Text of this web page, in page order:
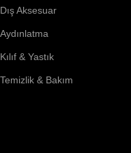
Dış Aksesuar
Aydınlatma
Kılıf & Yastık
Temizlik & Bakım